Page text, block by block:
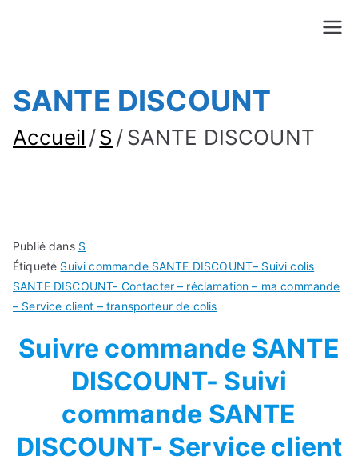
Suivre Colis - Suivre
Commande
SANTE DISCOUNT
Accueil S SANTE DISCOUNT
Publié dans S
Étiqueté Suivi commande SANTE DISCOUNT– Suivi colis
SANTE DISCOUNT- Contacter – réclamation – ma commande
– Service client – transporteur de colis
Suivre commande SANTE
DISCOUNT- Suivi
commande SANTE
DISCOUNT- Service client